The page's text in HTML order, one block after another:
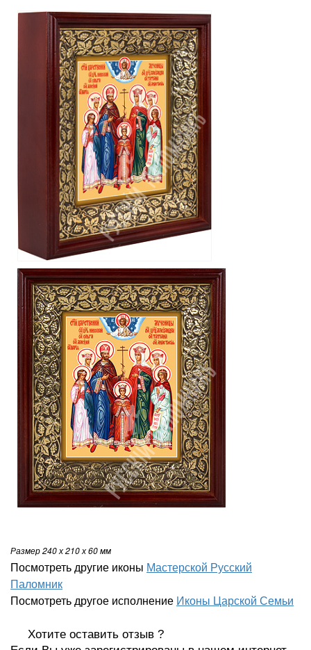
Размер 240 х 210 х 60мм
Посмотреть другие иконы Мастерской Русский
Паломник
Посмотреть другое исполнение Иконы Царской Семьи
Хотите оставить отзыв ?